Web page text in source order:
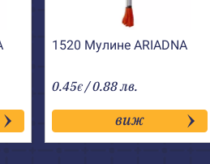
1520 Мулине АRIADNA
0.45€/ 0.88 лв.
виж